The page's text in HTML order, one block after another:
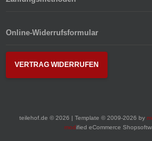
Online-Widerrufsformular
VERTRAG WIDERRUFEN
teilehof.de © 2026 | Template © 2009-2026 by
modified eCommerce